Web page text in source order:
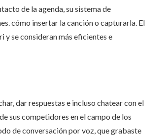
de la agenda, su sistema de
cómo insertar la canción o capturarla. El
y se consideran más eficientes e
dar respuestas e incluso chatear con el
sus competidores en el campo de los
de conversación por voz, que grabaste